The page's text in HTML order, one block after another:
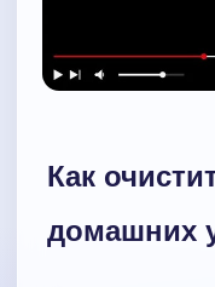
Как
домашних